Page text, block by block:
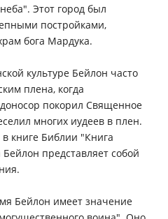
Этот город был
постройками,
бога Мардука.
культуре Бейлон часто
плена, когда
покорил Священное
многих иудеев в плен.
книге Библии "Книга
представляет собой
Бейлон имеет значение